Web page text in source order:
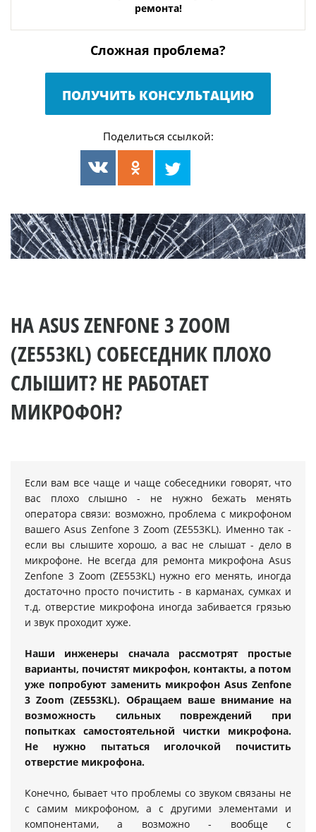
ремонта!
Сложная проблема?
ПОЛУЧИТЬ КОНСУЛЬТАЦИЮ
Поделиться ссылкой:
НА ASUS ZENFONE 3 ZOOM
(ZE553KL) СОБЕСЕДНИК ПЛОХО
СЛЫШИТ? НЕ РАБОТАЕТ
МИКРОФОН?
Если вам все чаще и чаще собеседники говорят, что
вас плохо слышно - не нужно бежать менять
оператора связи: возможно, проблема с микрофоном
вашего Asus Zenfone 3 Zoom (ZE553KL). Именно так -
если вы слышите хорошо, а вас не слышат - дело в
микрофоне. Не всегда для ремонта микрофона Asus
Zenfone 3 Zoom (ZE553KL) нужно его менять, иногда
достаточно просто почистить - в карманах, сумках и
т.д. отверстие микрофона иногда забивается грязью
и звук проходит хуже.
Наши инженеры сначала рассмотрят простые
варианты, почистят микрофон, контакты, а потом
уже попробуют заменить микрофон Asus Zenfone
3 Zoom (ZE553KL). Обращаем ваше внимание на
возможность сильных повреждений при
попытках самостоятельной чистки микрофона.
Не нужно пытаться иголочкой почистить
отверстие микрофона.
Конечно, бывает что проблемы со звуком связаны не
с самим микрофоном, а с другими элементами и
компонентами, а возможно - вообще с